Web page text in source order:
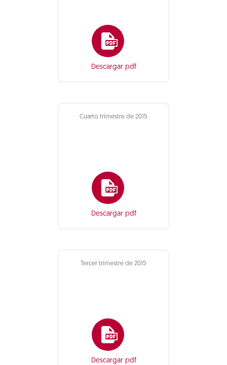
Descargar pdf
Cuarto trimestre de 2015
Descargar pdf
Tercer trimestre de 2015
Descargar pdf